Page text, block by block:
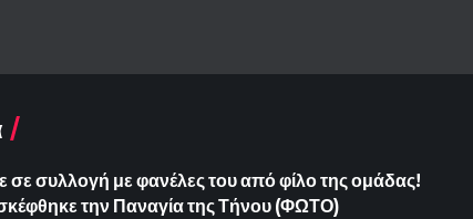
σε συλλογή με φανέλες του από φίλο της ομάδας!
την Παναγία της Τήνου (ΦΩΤΟ)